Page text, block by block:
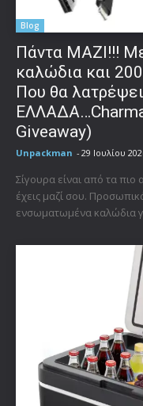
Blog
Πάντα ΜΑΖΙ!!!
καλώδια και
Που θα
Giveaway)
Unpackman - 29 Ιουλίου
Σίγουρα είναι από τα
έχεις μαζί σου.
ενσωματωμένα καλώδια